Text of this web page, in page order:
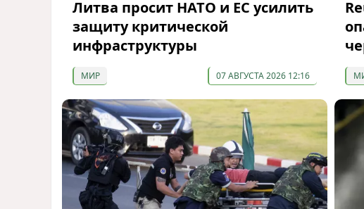
Литва просит НАТО и ЕС усилить
защиту критической
инфраструктуры
МИР 07 АВГУСТА 2026 12:16